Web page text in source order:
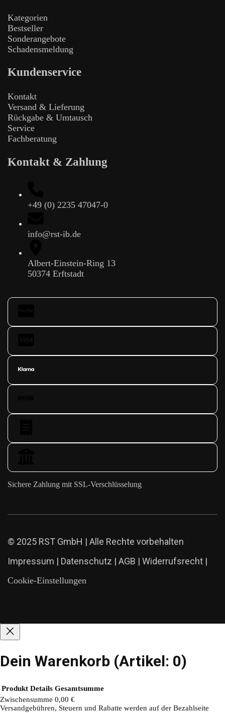
Kategorien
Bestseller
Sonderangebote
Schadensmeldung
Kundenservice
Kontakt
Versand & Lieferung
Rückgabe & Umtausch
Service
Fachberatung
Kontakt & Zahlung
+49 (0) 2235 47047-0
info@rst-ib.de
Albert-Einstein-Ring 13
50374 Erftstadt
Sichere Zahlung mit SSL-Verschlüsselung
© 2025 RST GmbH | Alle Rechte vorbehalten
Impressum | Datenschutz | AGB | Widerrufsrecht |
Cookie-Einstellungen
Dein Warenkorb (Artikel: 0)
Produkt Details Gesamtsumme
Zwischensumme 0,00 €
Versandgebühren, Steuern und Rabatte werden auf der Bezahlseite